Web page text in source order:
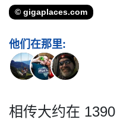
© gigaplaces.com
他们在那里:
相传大约在